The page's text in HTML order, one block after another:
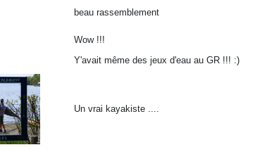
beau rassemblement
Wow !!!
Y'avait même des jeux d'eau au GR !!! :)
Un vrai kayakiste ....